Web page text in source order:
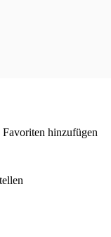
hinzufügen